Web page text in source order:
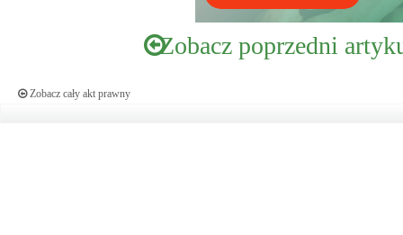
Zobacz poprzedni
Zobacz cały akt prawny